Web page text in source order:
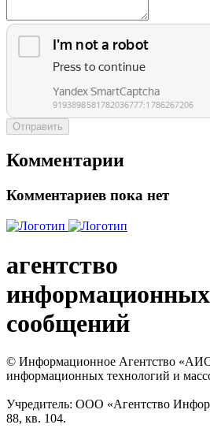
Отправить
Комментарии
Комментариев пока нет
агентство
информационных
сообщений
© Информационное Агентство
информационных технологий и
Учредитель: ООО «Агентство
88, кв. 104.